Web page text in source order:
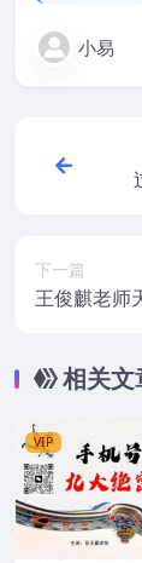
小易
下一篇
王俊麒老师
相关文
VIP